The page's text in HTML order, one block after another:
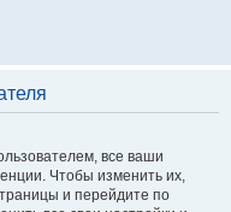
все ваши
Чтобы изменить их,
и перейдите по